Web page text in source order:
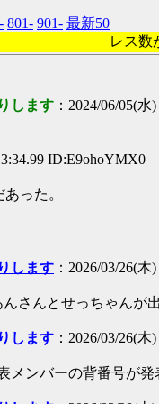
801- 901- 最新50
レス数
します ：2024/06/05(
ID:E9ohoYMX0
った。
します ：2026/03/26(
さんとせっちゃんが
します ：2026/03/26(
メンバーの背番号が発